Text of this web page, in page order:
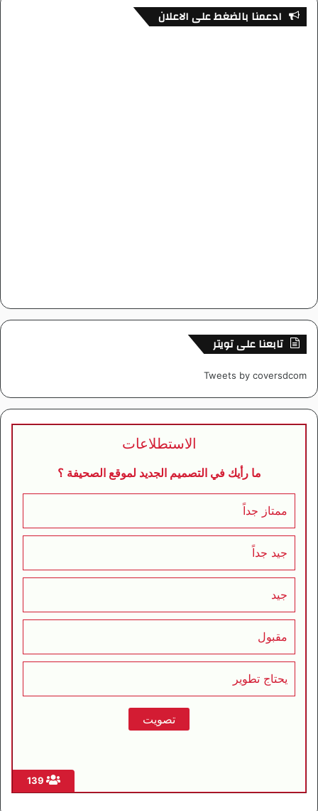
ادعمنا بالضغط على الاعلان
تابعنا على تويتر
Tweets by coversdcom
الاستطلاعات
ما رأيك في التصميم الجديد لموقع الصحيفة ؟
ممتاز جداً
جيد جداً
جيد
مقبول
يحتاج تطوير